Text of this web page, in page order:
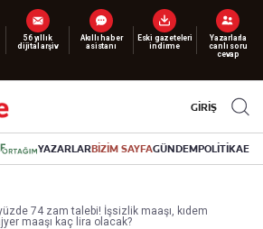
56 yıllık
dijital arşiv
Akıllı haber
asistanı
Eski gazeteleri
indirme
Yazarlarla
canlı soru
cevap
GİRİŞ
YAZARLARBİZİM SAYFAGÜNDEMPOLİTİKA
74 zam talebi! İşsizlik maaşı, kıdem
maaşı kaç lira olacak?